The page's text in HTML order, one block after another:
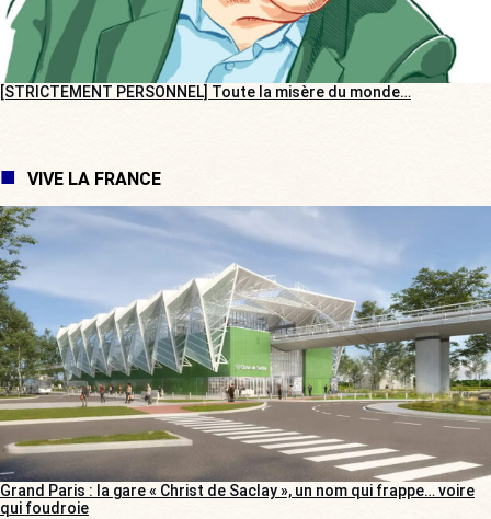
[STRICTEMENT PERSONNEL] Toute la misère du monde…
VIVE LA FRANCE
Grand Paris : la gare « Christ de Saclay », un nom qui frappe… voire
qui foudroie